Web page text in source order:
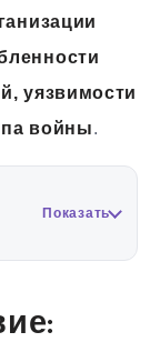
уязвимости
войны.
Показать